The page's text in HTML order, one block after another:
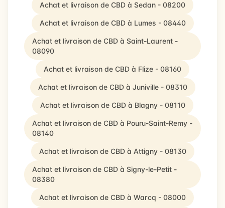
Achat et livraison de CBD à Sedan - 08200
Achat et livraison de CBD à Lumes - 08440
Achat et livraison de CBD à Saint-Laurent -
08090
Achat et livraison de CBD à Flize - 08160
Achat et livraison de CBD à Juniville - 08310
Achat et livraison de CBD à Blagny - 08110
Achat et livraison de CBD à Pouru-Saint-Remy -
08140
Achat et livraison de CBD à Attigny - 08130
Achat et livraison de CBD à Signy-le-Petit -
08380
Achat et livraison de CBD à Warcq - 08000